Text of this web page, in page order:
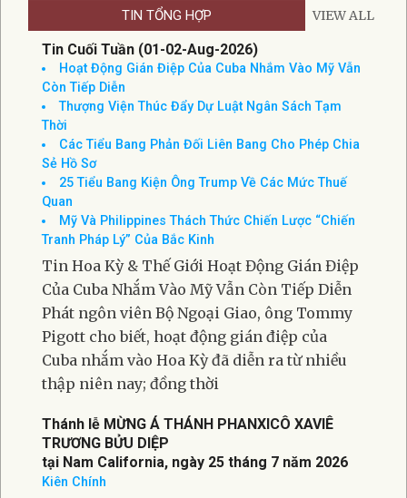
TIN TỔNG HỢP VIEW ALL
Tin Cuối Tuần (01-02-Aug-2026)
Hoạt Động Gián Điệp Của Cuba Nhắm Vào Mỹ Vẫn
Còn Tiếp Diễn
Thượng Viện Thúc Đẩy Dự Luật Ngân Sách Tạm
Thời
Các Tiểu Bang Phản Đối Liên Bang Cho Phép Chia
Sẻ Hồ Sơ
25 Tiểu Bang Kiện Ông Trump Về Các Mức Thuế
Quan
Mỹ Và Philippines Thách Thức Chiến Lược “Chiến
Tranh Pháp Lý” Của Bắc Kinh
Tin Hoa Kỳ & Thế Giới Hoạt Động Gián Điệp
Của Cuba Nhắm Vào Mỹ Vẫn Còn Tiếp Diễn
Phát ngôn viên Bộ Ngoại Giao, ông Tommy
Pigott cho biết, hoạt động gián điệp của
Cuba nhắm vào Hoa Kỳ đã diễn ra từ nhiều
thập niên nay; đồng thời
Thánh lễ MỪNG Á THÁNH PHANXICÔ XAVIÊ
TRƯƠNG BỬU DIỆP
tại Nam California, ngày 25 tháng 7 năm 2026
Kiên Chính